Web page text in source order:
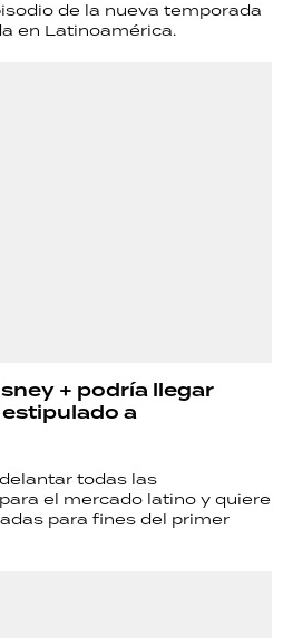
de la nueva temporada
en Latinoamérica.
+ podría llegar
a
todas las
el mercado latino y quiere
para fines del primer